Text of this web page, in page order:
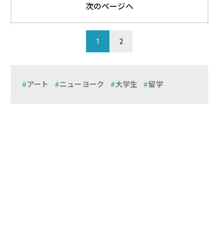
1 2
次のページへ
アート ニューヨーク 大学生 留学